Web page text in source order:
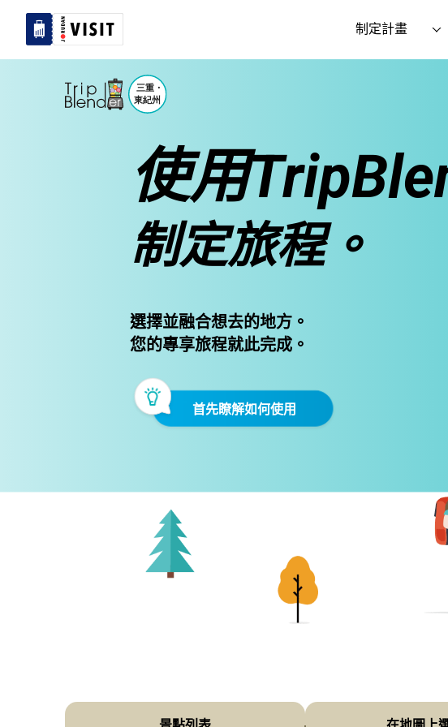
制定計畫
使用
制定旅程。
選擇並融合想去的地方。
您的專享旅程就此完成。
首先瞭解如何使用